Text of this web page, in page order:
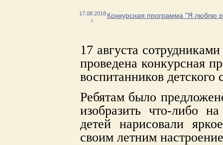
17.08.2018
г.
Конкурсная программа "Я люблю
17 августа
проведена конкурсная
воспитанников
Ребятам было
изобразить что-либо
детей нарисовали
своим летним